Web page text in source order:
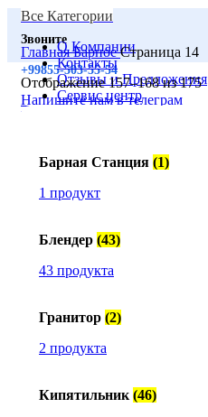
Звоните
+99855-503-55-54
Напишите нам в телеграм
Меню
Все Категории
О Компании
Контакты
Отзывы и Предложения
Сервис центр
Вход / Регистрация
Сравнить
ГлавнаяБарноеСтраница 14
Отображение 157–168 из 175
Барная Станция (1)
1 продукт
Блендер (43)
43 продукта
Гранитор (2)
2 продукта
Кипятильник (46)